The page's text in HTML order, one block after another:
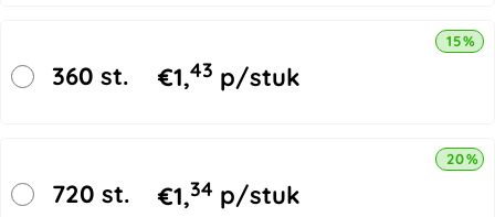
360 st. €1,43 p/stuk
15%
720 st. €1,34 p/stuk
20%